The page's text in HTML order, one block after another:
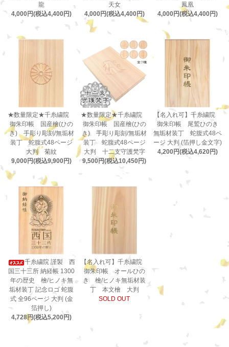
龍
4,000円(税込4,400円)
天女
4,000円(税込4,400円)
鳳凰
4,000円(税込4,400円)
★数量限定★千糸繍院
御朱印帳 国産檜(ひの
き) 手彫り彫刻/無垢材
装丁 蛇腹式48ページ
大判 菊紋
9,000円(税込9,900円)
★数量限定★千糸繍院
御朱印帳 国産檜(ひの
き) 手彫り彫刻/無垢材
装丁 蛇腹式48ページ
大判 十二支守護梵字
9,500円(税込10,450円)
【名入れ可】千糸繍院
御朱印帳 尾鷲ひのき
無垢材装丁 蛇腹式48ペ
ージ 大判 (箔押し金文字)
4,200円(税込4,620円)
千糸繍院 謹製 西
国三十三所 納経帳 1300
年の歴史 檜/ヒノキ無
垢材装丁 記念ロゴ 蛇腹
式 全96ページ 大判 (金
箔押し)
4,728円(税込5,200円)
【名入れ可】千糸繍院
御朱印帳 オールひの
き 檜/ヒノキ無垢材装
丁 本文檜 大判
SOLD OUT